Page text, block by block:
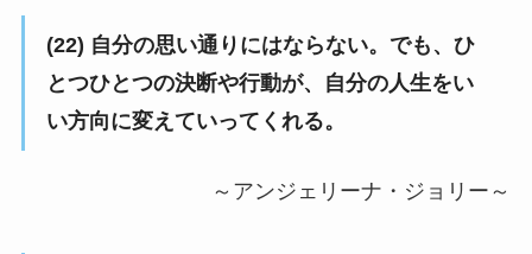
(22) 自分の思い通りにはならない。でも、ひ
とつひとつの決断や行動が、自分の人生をい
い方向に変えていってくれる。
～アンジェリーナ・ジョリー～